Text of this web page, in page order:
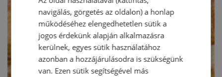
navigálás, görgetés az oldalon) a honlap
működéséhez elengedhetetlen sütik a
jogos érdekünk alapján alkalmazásra
kerülnek, egyes sütik használatához
azonban a hozzájárulásodra is szükségünk
van. Ezen sütik segítségével más